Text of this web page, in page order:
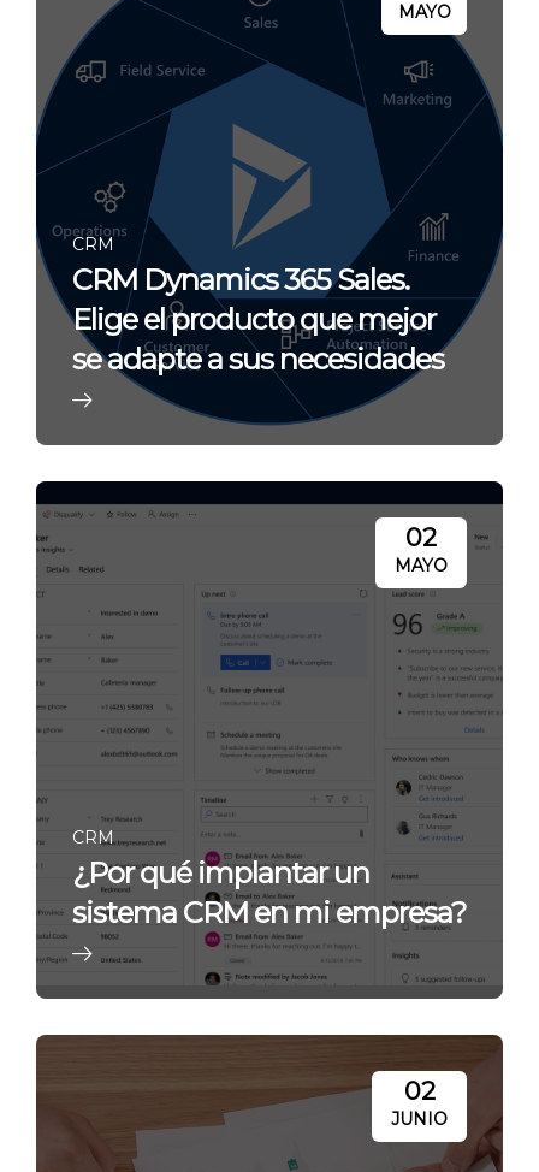
MAYO
CRM
CRM Dynamics 365 Sales.
Elige el producto que mejor
se adapte a sus necesidades
02
MAYO
CRM
¿Por qué implantar un
sistema CRM en mi empresa?
02
JUNIO